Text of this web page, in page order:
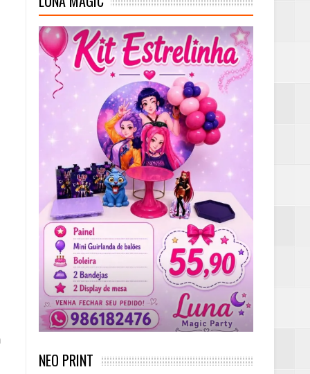
NEO PRINT